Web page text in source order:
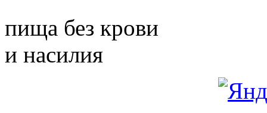
пища без крови
и насилия